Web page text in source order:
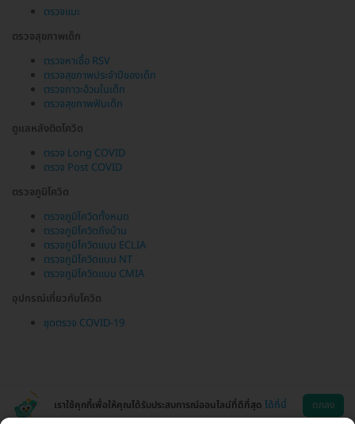
ตรวจแมะ
ตรวจสุขภาพเด็ก
ตรวจหาเชื้อ RSV
ตรวจสุขภาพประจำปีของเด็ก
ตรวจภาวะอ้วนในเด็ก
ตรวจสุขภาพฟันเด็ก
ดูแลหลังติดโควิด
ตรวจ Long COVID
ตรวจ Post COVID
ตรวจภูมิโควิด
ตรวจภูมิโควิดทั้งหมด
ตรวจภูมิโควิดถึงบ้าน
ตรวจภูมิโควิดแบบ ECLIA
ตรวจภูมิโควิดแบบ NT
ตรวจภูมิโควิดแบบ CMIA
อุปกรณ์เกี่ยวกับโควิด
ชุดตรวจ COVID-19
เราใช้คุกกี้เพื่อให้คุณได้รับประสบการณ์ออนไลน์ที่ดีที่สุด ได้ที่นี่ ตกลง